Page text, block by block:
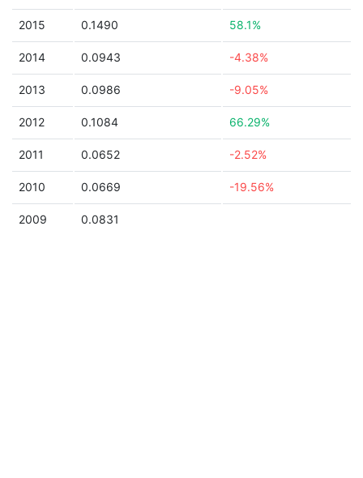
2015 0.1490 58.1%
2014 0.0943 -4.38%
2013 0.0986 -9.05%
2012 0.1084 66.29%
2011 0.0652 -2.52%
2010 0.0669 -19.56%
2009 0.0831